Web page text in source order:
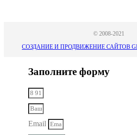
© 2008-2021
СОЗДАНИЕ И ПРОДВИЖЕНИЕ САЙТОВ
Заполните форму
Email